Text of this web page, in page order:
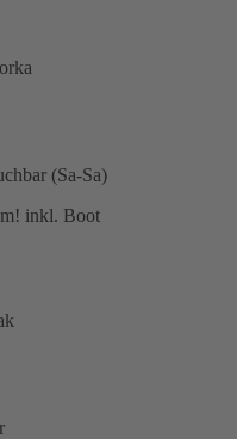
(Sa-Sa)
m! inkl. Boot